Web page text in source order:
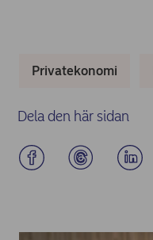
Privatekonomi
Dela den här sidan